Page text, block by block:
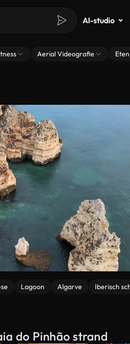
AI-studio
Aerial Videografie
Lagoon Algarve
Iberisch
do Pinhão strand